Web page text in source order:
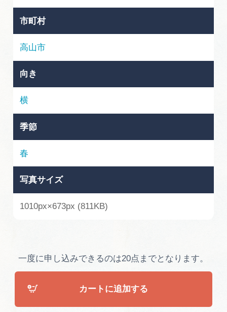
岐阜県アウトドア観光キャンペーン
岐阜県まるごと観光エリアガイド
岐阜県観光データベース
旅行会社・観光事業者の皆様へ
運営組織
広告掲載
サイトポリシー
市町村
高山市
向き
横
季節
春
写真サイズ
1010px×673px (811KB)
一度に申し込みできるのは20点までとなります。
カートに追加する